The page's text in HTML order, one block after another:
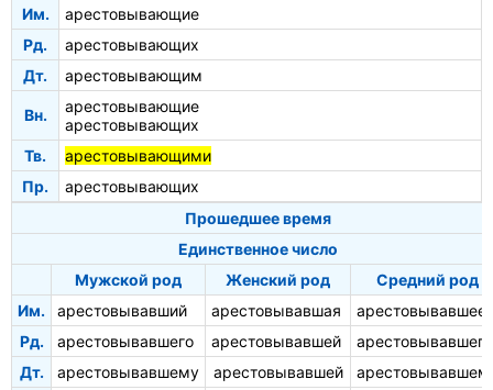
Им.
арестовывающие
Рд.
арестовывающих
Дт.
арестовывающим
Вн.
арестовывающие
арестовывающих
Тв.
арестовывающими
Пр.
арестовывающих
Прошедшее время
Единственное число
Мужской род
Женский род
Средний род
Им.
арестовывавший арестовывавшая
арестовывавшее
Рд.
арестовывавшего арестовывавшей
арестовывавшего
Дт.
арестовывавшему арестовывавшей